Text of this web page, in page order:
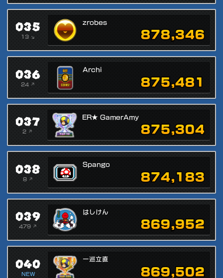
035
13 ↘
zrobes
878,346
036
24 ↗
Archi
875,481
037
2 ↗
ER★ GamerAmy
875,304
038
8 ↗
Spango
874,183
039
479 ↗
はしけん
869,952
040
NEW
一巡立直
869,502